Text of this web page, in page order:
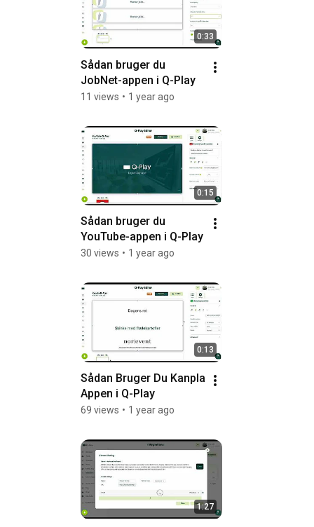
0:33
Sådan bruger du
JobNet-appen i Q-Play
11 views • 1 year ago
0:15
Sådan bruger du
YouTube-appen i Q-Play
30 views • 1 year ago
0:13
Sådan Bruger Du Kanpla
Appen i Q-Play
69 views • 1 year ago
1:27